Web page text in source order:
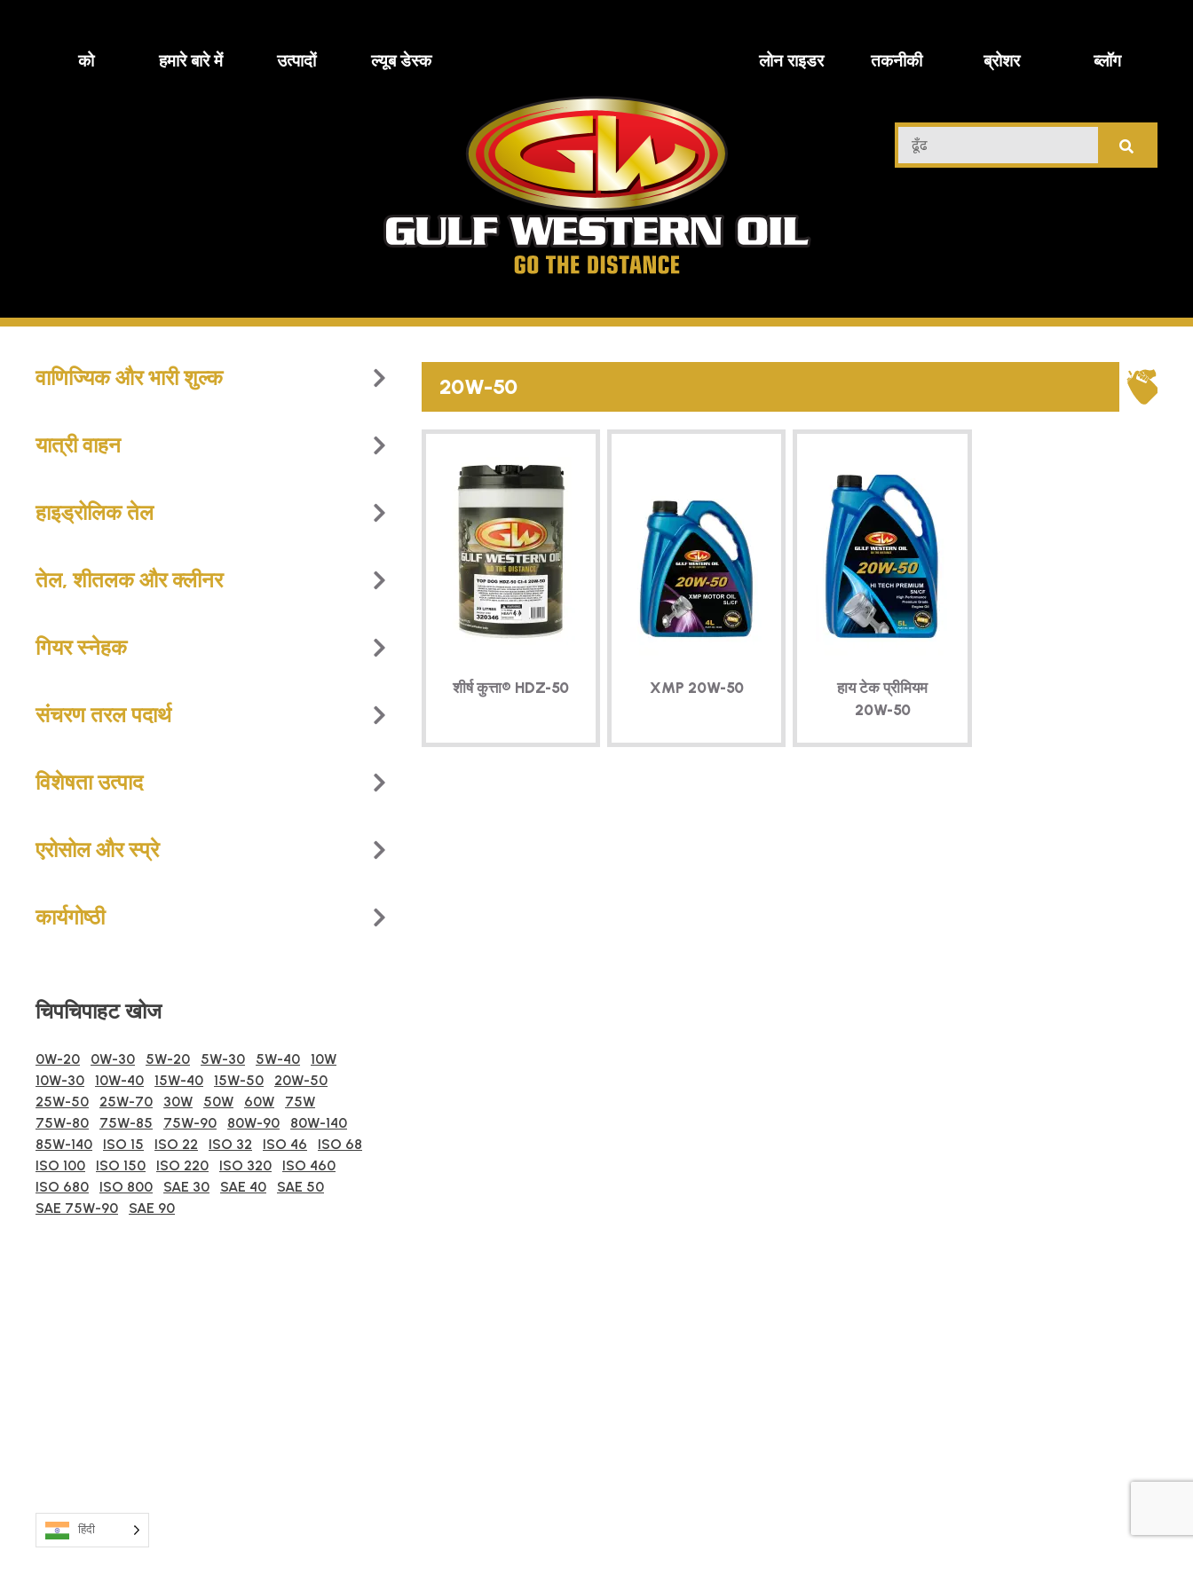
दूरी
को हमारे बारे में उत्पादों ल्यूब डेस्क लोन राइडर तकनीकी ब्रोशर ब्लॉग
ढूँढ
वाणिज्यिक और भारी शुल्क
यात्री वाहन
हाइड्रोलिक तेल
तेल, शीतलक और क्लीनर
गियर स्नेहक
संचरण तरल पदार्थ
विशेषता उत्पाद
एरोसोल और स्प्रे
कार्यगोष्‍ठी
चिपचिपाहट खोज
0W-20 0W-30 5W-20 5W-30 5W-40
10W
10W-30
10W-40 15W-40 15W-50
20W-50
25W-50
25W-70 30W 50W 60W
75W
75W-80
75W-85 75W-90 80W-90
80W-140
85W-140
ISO 15 ISO 22 ISO 32 ISO 46
ISO 68
ISO 100
ISO 150 ISO 220 ISO 320
ISO 460
ISO 680
ISO 800 SAE 30 SAE 40
SAE 50
SAE 75W-90
SAE 90
20W-50
शीर्ष कुत्ता® HDZ-50 XMP 20W-50
हाय टेक प्रीमियम
20W-50
हिंदी